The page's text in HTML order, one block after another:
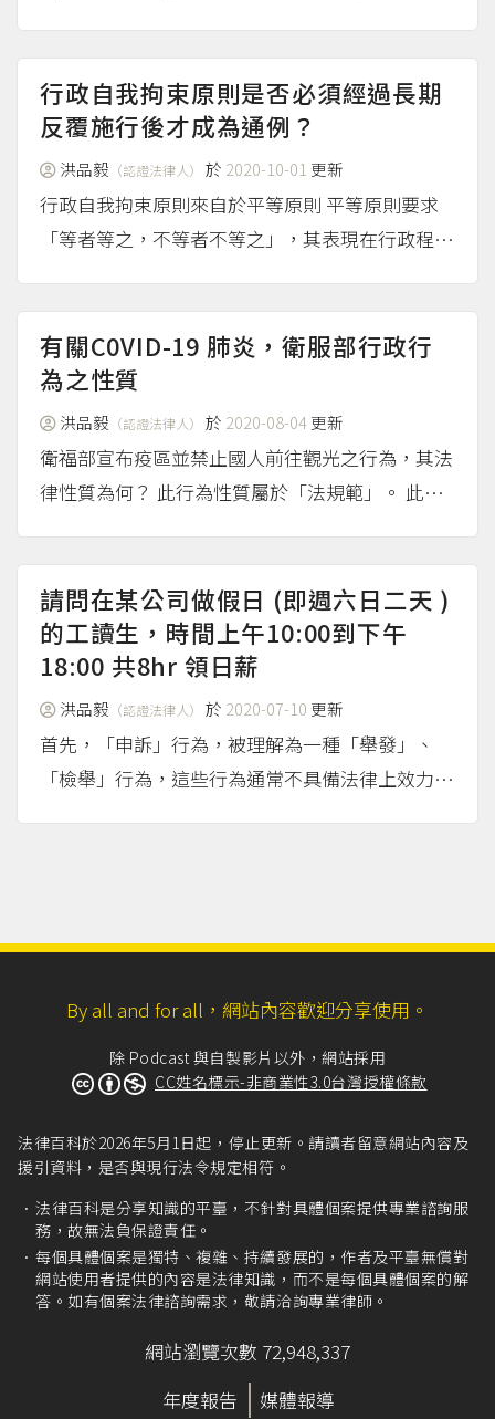
力，則其不得為行政處分的規制對象，蓋機關行使
公權力間應相互尊重，而欠缺（行政處分所具有
的）從屬關係；倘公法...（more...）
行政自我拘束原則是否必須經過長期
反覆施行後才成為通例？
洪品毅 （認證法律人） 於 2020-10-01 更新
行政自我拘束原則來自於平等原則 平等原則要求
「等者等之，不等者不等之」，其表現在行政程序
待遇。」 因此，行政機關行使裁量權時，不得違
反過去一貫的行政實務。由於裁量基準屬於內部規
定，因此，人民不得主...
有關C0VID-19 肺炎，衛服部行政行
為之性質
洪品毅 （認證法律人） 於 2020-08-04更新
衛福部宣布疫區並禁止國人前往觀光之行為，其法
律性質為何？ 此行為性質屬於「法規範」。 此問
還是「法規範」之爭議。由於衛福部宣佈禁止國人
前往疫區進行觀光，是對於不特定多數人所為，亦
即誰要出國觀光、誰...（more...）
請問在某公司做假日 (即週六日二天 )
的工讀生，時間上午10:00到下午
18:00 共8hr 領日薪
洪品毅 （認證法律人） 於 2020-07-10 更新
首先，「申訴」行為，被理解為一種「舉發」、
「檢舉」行為，這些行為通常不具備法律上效力，
By all and for all，網站內容歡迎分享使用。
除 Podcast 與自製影片以外，網站採用
CC姓名標示-非商業性3.0台灣授權條款
法律百科於2026年5月1日起，停止更新。請讀者留意網站內容及
援引資料，是否與現行法令規定相符。
法律百科是分享知識的平臺，不針對具體個案提供專業諮詢服
務，故無法負保證責任。
每個具體個案是獨特、複雜、持續發展的，作者及平臺無償對
網站使用者提供的內容是法律知識，而不是每個具體個案的解
答。如有個案法律諮詢需求，敬請洽詢專業律師。
網站瀏覽次數 72,948,337
年度報告
媒體報導